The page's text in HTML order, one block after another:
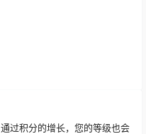
过积分的增长，您的等级也会